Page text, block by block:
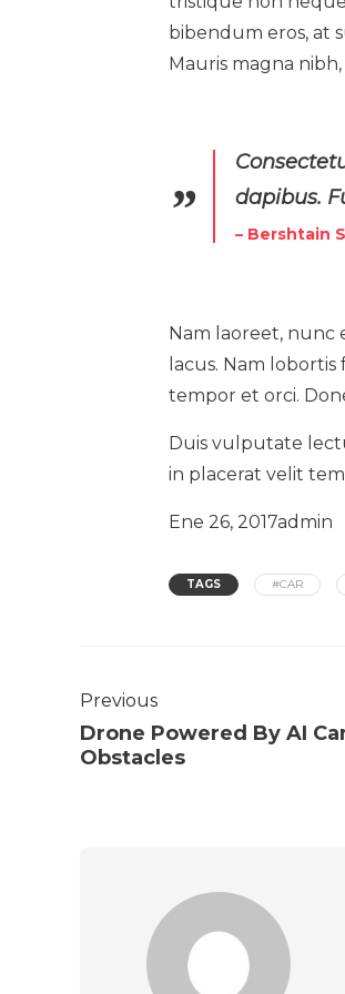
bibendum eros, at
Mauris magna
dapibus.
– Bershtain
Nam laoreet, nunc
lacus. Nam
tempor et orci.
Duis vulputate
in placerat velit
Ene 26, 2017admin
TAGS #CAR
Previous
Drone Powered By AI
Obstacles